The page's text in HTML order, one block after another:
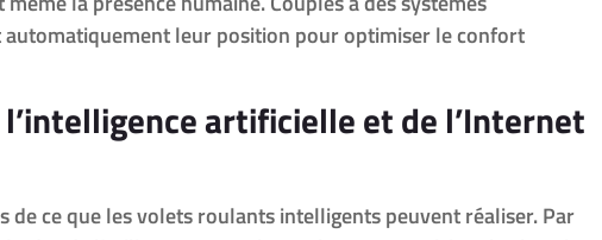
automatiquement leur position pour optimiser le confort
artificielle et de l’Internet
de ce que les volets roulants intelligents peuvent réaliser. Par